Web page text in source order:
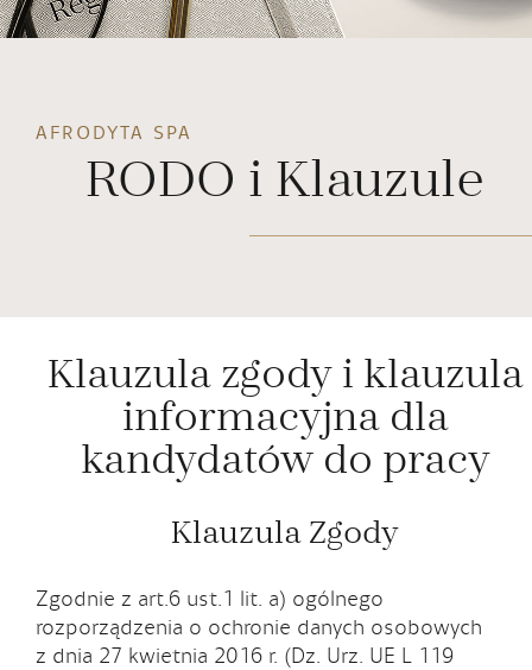
RECEPCJA SPA
Obecna Pogoda
OŚNO LUBUSKIE, POLSKA
18
AFRODYTA SPA
RODO i Klauzule
Klauzula zgody i klauzula
informacyjna dla
kandydatów do pracy
Klauzula Zgody
Zgodnie z art.6 ust.1 lit. a) ogólnego
rozporządzenia o ochronie danych osobowych
z dnia 27 kwietnia 2016 r. (Dz. Urz. UE L 119